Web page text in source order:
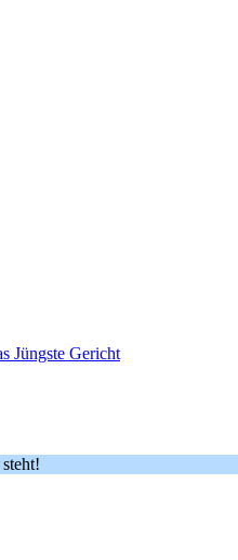
Jüngste Gericht